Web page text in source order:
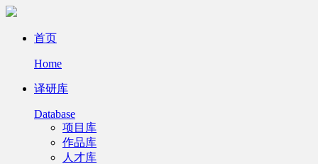
首页
Home
译研库
Database
项目库
作品库
人才库